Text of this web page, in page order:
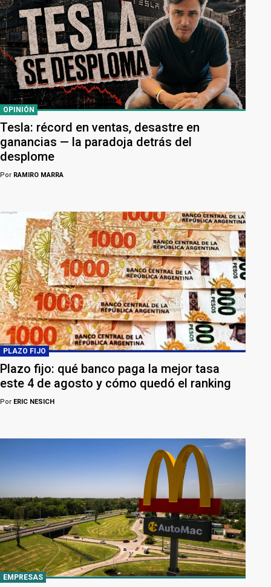
OPINIÓN
Tesla: récord en ventas, desastre en
ganancias — la paradoja detrás del
desplome
Por RAMIRO MARRA
PLAZO FIJO
Plazo fijo: qué banco paga la mejor tasa
este 4 de agosto y cómo quedó el ranking
Por ERIC NESICH
EMPRESAS